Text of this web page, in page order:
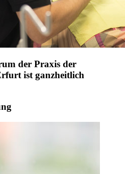
der Praxis der
ist ganzheitlich